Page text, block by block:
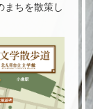
まちを散策し